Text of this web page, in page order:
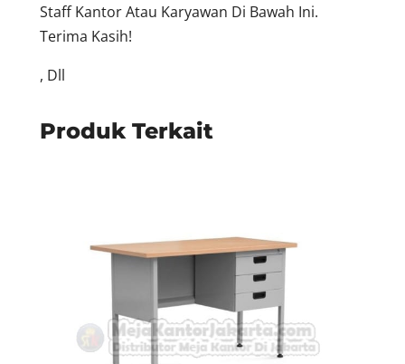
Staff Kantor Atau Karyawan Di Bawah Ini.
Terima Kasih!
, Dll
Produk Terkait